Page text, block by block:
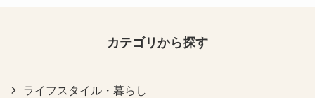
カテゴリから探す
ライフスタイル・暮らし